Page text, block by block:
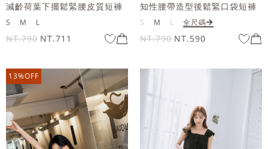
減齡荷葉下擺鬆緊腰皮質短褲
S M L
NT.790 NT.711
知性腰帶造型後鬆緊口袋短褲
S M L 全尺碼
NT.790 NT.590
13%OFF